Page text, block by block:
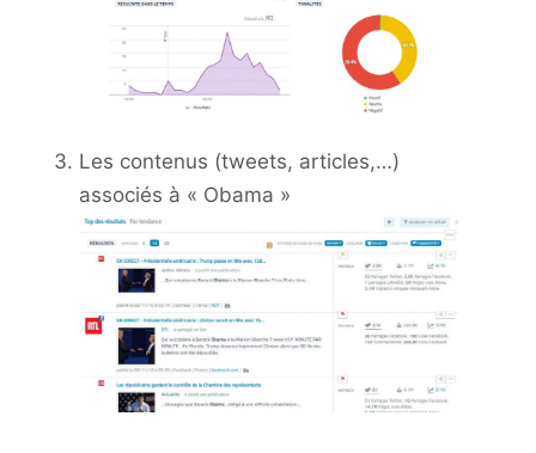
Les contenus (tweets, articles,…)
associés à « Obama »